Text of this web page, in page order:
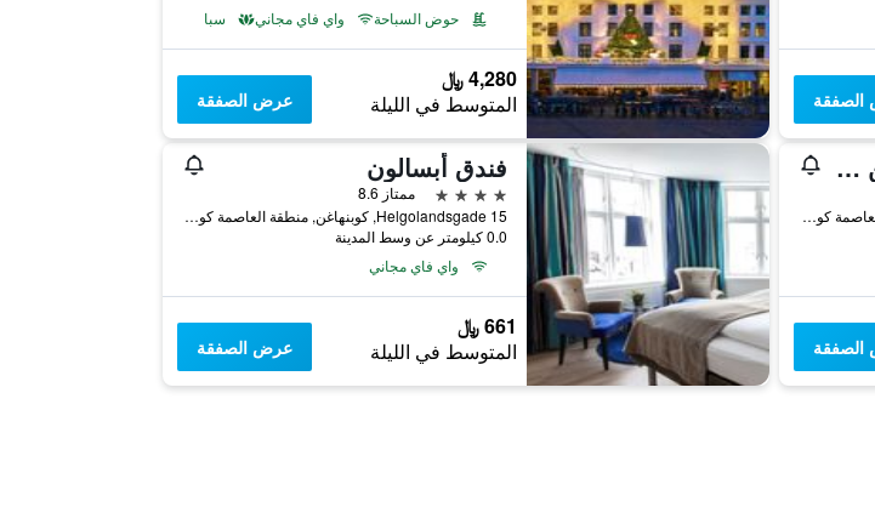
حوض السباحة
واي فاي مجاني سبا
4,280 ﷼
المتوسط في الليلة عرض الصفقة
فندق راديسون كوليكشين رويال، كوبنهاغن
Hammerichsgade 1, كوبنهاغن, منطقة العاصمة كوبنهاغن, الدانمارك
فندق أبسالون
4 نجوم
ممتاز 8.6
Helgolandsgade 15, كوبنهاغن, منطقة العاصمة كوبنهاغن, الدانمارك
0.0 كيلومتر عن وسط المدينة
واي فاي مجاني
661 ﷼
المتوسط في الليلة عرض الصفقة